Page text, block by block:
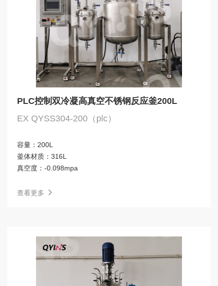
PLC控制双冷凝高真空不锈钢反应釜200L
EX QYSS304-200（plc）
容量： 200L
釜体材质： 316L
真空度： -0.098mpa
查看更多